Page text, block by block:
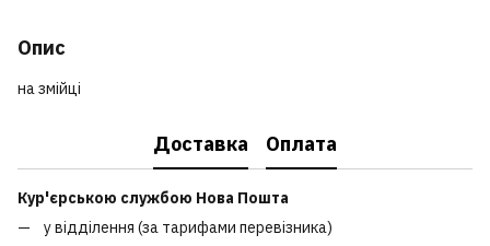
Опис
на змійці
Доставка Оплата
Кур'єрською службою Нова Пошта
у відділення (за тарифами перевізника)